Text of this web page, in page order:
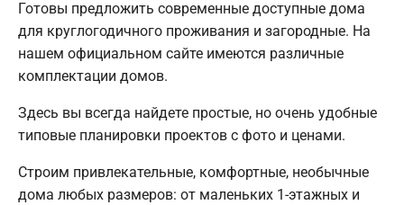
Готовы предложить современные доступные дома
для круглогодичного проживания и загородные. На
нашем официальном сайте имеются различные
комплектации домов.
Здесь вы всегда найдете простые, но очень удобные
типовые планировки проектов с фото и ценами.
Строим привлекательные, комфортные, необычные
дома любых размеров: от маленьких 1-этажных и